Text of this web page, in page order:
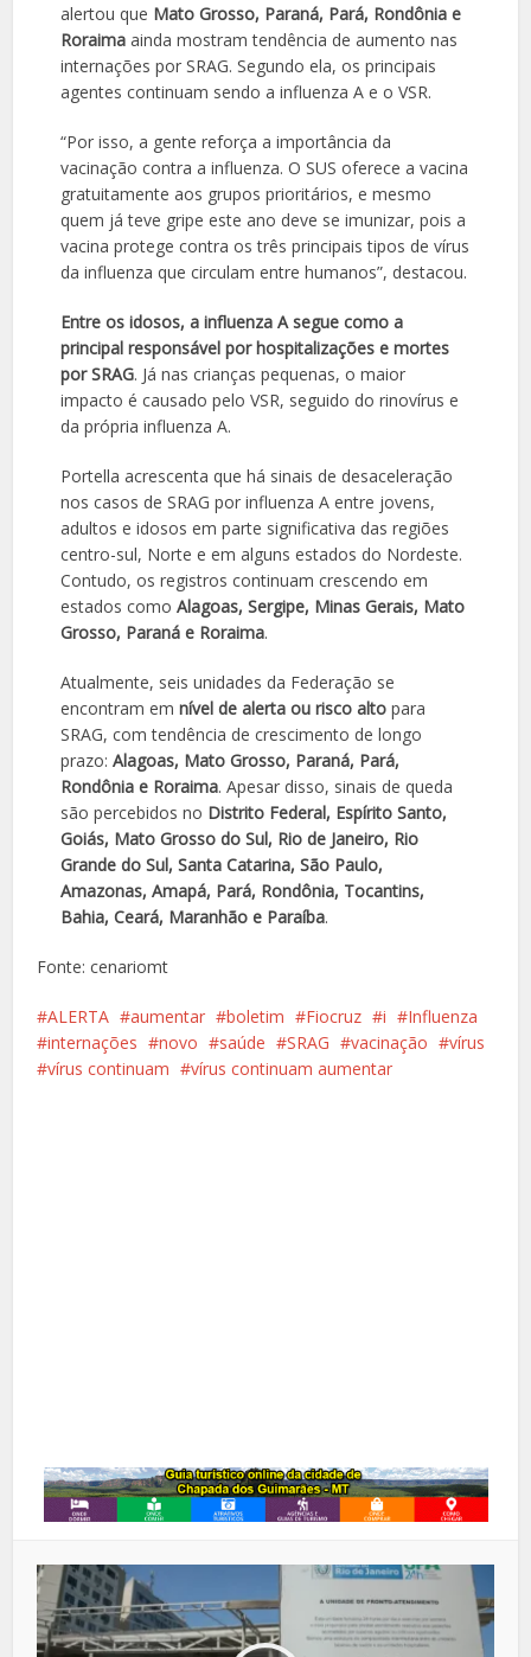
alertou que Mato Grosso, Paraná, Pará, Rondônia e
Roraima ainda mostram tendência de aumento nas
internações por SRAG. Segundo ela, os principais
agentes continuam sendo a influenza A e o VSR.
“Por isso, a gente reforça a importância da
vacinação contra a influenza. O SUS oferece a vacina
gratuitamente aos grupos prioritários, e mesmo
quem já teve gripe este ano deve se imunizar, pois a
vacina protege contra os três principais tipos de vírus
da influenza que circulam entre humanos”, destacou.
Entre os idosos, a influenza A segue como a
principal responsável por hospitalizações e mortes
por SRAG. Já nas crianças pequenas, o maior
impacto é causado pelo VSR, seguido do rinovírus e
da própria influenza A.
Portella acrescenta que há sinais de desaceleração
nos casos de SRAG por influenza A entre jovens,
adultos e idosos em parte significativa das regiões
centro-sul, Norte e em alguns estados do Nordeste.
Contudo, os registros continuam crescendo em
estados comoAlagoas, Sergipe, Minas Gerais, Mato
Grosso, Paraná e Roraima.
Atualmente, seis unidades da Federação se
encontram emnível de alerta ou risco alto para
SRAG, com tendência de crescimento de longo
prazo:Alagoas, Mato Grosso, Paraná, Pará,
Rondônia e Roraima. Apesar disso, sinais de queda
são percebidos no Distrito Federal, Espírito Santo,
Goiás, Mato Grosso do Sul, Rio de Janeiro, Rio
Grande do Sul, Santa Catarina, São Paulo,
Amazonas, Amapá, Pará, Rondônia, Tocantins,
Bahia, Ceará, Maranhão e Paraíba.
Fonte: cenariomt
ALERTA aumentar boletim Fiocruz i
Influenza
internações
novo saúde SRAG vacinação
vírus
vírus continuam
vírus continuam aumentar